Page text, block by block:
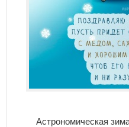
Астрономическая